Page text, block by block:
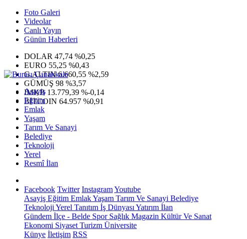
Foto Galeri
Videolar
Canlı Yayın
Günün Haberleri
DOLAR 47,74 %0,25
EURO 55,25 %0,43
G.ALTIN6.660,55 %2,59
GÜMÜŞ 98 %3,57
IMKB 13.779,39 %-0,14
BITCOIN 64.957 %0,91
Asayiş
Eğitim
Emlak
Yaşam
Tarım Ve Sanayi
Belediye
Teknoloji
Yerel
Resmî İlan
Facebook Twitter InstagramYoutube
Asayiş Eğitim EmlakYaşam Tarım Ve Sanayi Belediye
Teknoloji Yerel Tanıtım İş Dünyası Yatırım İlan
Gündem İlçe - Belde SporSağlık Magazin Kültür Ve Sanat
Ekonomi Siyaset Turizm Üniversite
Künye İletişim RSS